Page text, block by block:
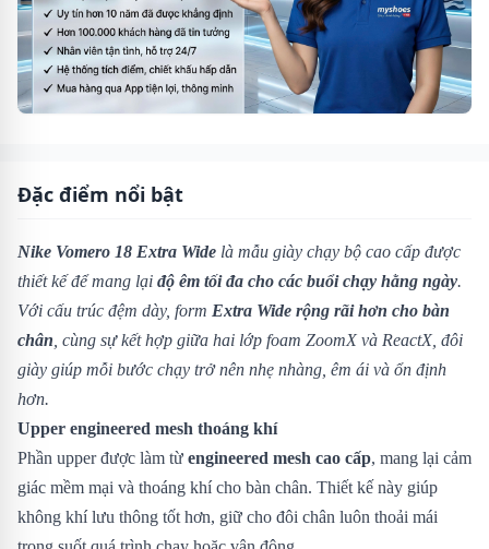
Đặc điểm nổi bật
Nike Vomero 18 Extra Wide là mẫu giày chạy bộ cao cấp được
thiết kế để mang lại độ êm tối đa cho các buổi chạy hằng ngày.
Với cấu trúc đệm dày, form Extra Wide rộng rãi hơn cho bàn
chân , cùng sự kết hợp giữa hai lớp foam ZoomX và ReactX, đôi
giày giúp mỗi bước chạy trở nên nhẹ nhàng, êm ái và ổn định
hơn.
Upper engineered mesh thoáng khí
Phần upper được làm từ engineered mesh cao cấp, mang lại cảm
giác mềm mại và thoáng khí cho bàn chân. Thiết kế này giúp
không khí lưu thông tốt hơn, giữ cho đôi chân luôn thoải mái